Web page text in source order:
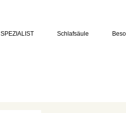
SPEZIALIST Schlafsäule